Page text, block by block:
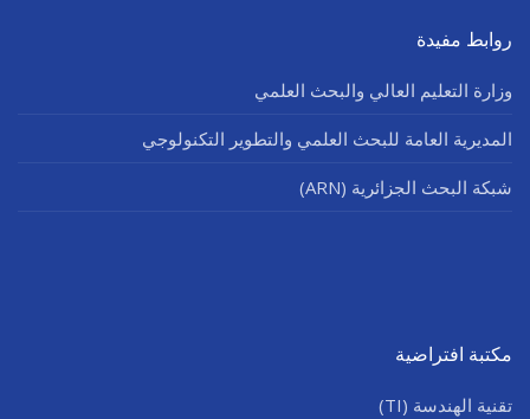
روابط مفيدة
وزارة التعليم العالي والبحث العلمي
المديرية العامة للبحث العلمي والتطوير التكنولوجي
شبكة البحث الجزائرية (ARN)
مكتبة افتراضية
تقنية الهندسة (TI)